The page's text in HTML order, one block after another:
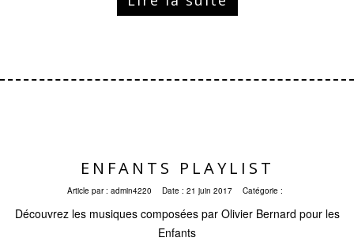
ENFANTS PLAYLIST
Article par : admin4220 Date : 21 juin 2017 Catégorie :
Découvrez les musiques composées par Olivier Bernard pour les
Enfants